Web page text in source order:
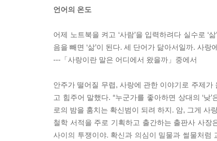
모자가 산책을 나선 까닭
바람도 둥지의 재료
당신의 추억을 찾아드린 날
사랑은 종종 뒤에서 걷는다
분노를 대하는 방법
동그라미가 되고 싶었던 세모
지지향(紙之鄕), 종이의 고향
언어의 온도
어제 노트북을 켜고 ‘사람’을 입력하려다 실수로 ‘
음을 빼면 ‘삶’이 된다. 세 단어가 닮아서일까. 사
---「사랑이란 말은 어디에서 왔을까」중에서
안주가 떨어질 무렵, 사랑에 관한 이야기로 주제
고 힘주어 말했다. “누군가를 좋아하면 상대의 ‘낮
로의 밤을 훔치는 확신범이 되려 하지. 암, 그게 사
철학 서적을 주로 기획하고 출간하는 출판사 사장
사이의 투쟁이야. 확신과 의심이 밀물과 썰물처럼